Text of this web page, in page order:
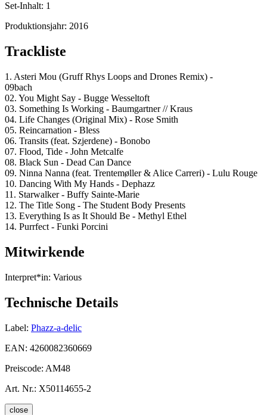
Set-Inhalt: 1
Produktionsjahr: 2016
Trackliste
1. Asteri Mou (Gruff Rhys Loops and Drones Remix) -
09bach
02. You Might Say - Bugge Wesseltoft
03. Something Is Working - Baumgartner // Kraus
04. Life Changes (Original Mix) - Rose Smith
05. Reincarnation - Bless
06. Transits (feat. Szjerdene) - Bonobo
07. Flood, Tide - John Metcalfe
08. Black Sun - Dead Can Dance
09. Ninna Nanna (feat. Trentemøller & Alice Carreri) - Lulu Rouge
10. Dancing With My Hands - Dephazz
11. Starwalker - Buffy Sainte-Marie
12. The Title Song - The Student Body Presents
13. Everything Is as It Should Be - Methyl Ethel
14. Purrfect - Funki Porcini
Mitwirkende
Interpret*in: Various
Technische Details
Label: Phazz-a-delic
EAN: 4260082360669
Preiscode: AM48
Art. Nr.: X50114655-2
close